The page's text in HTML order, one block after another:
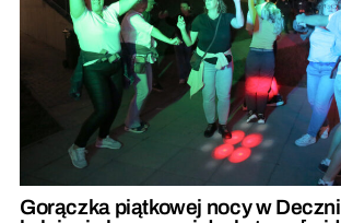
Gorączka piątkowej nocy w